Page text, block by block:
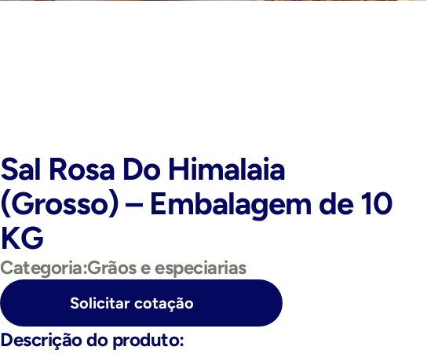
Sal Rosa Do Himalaia
(Grosso) – Embalagem de 10
KG
Categoria:Grãos e especiarias
Solicitar cotação
Descrição do produto: